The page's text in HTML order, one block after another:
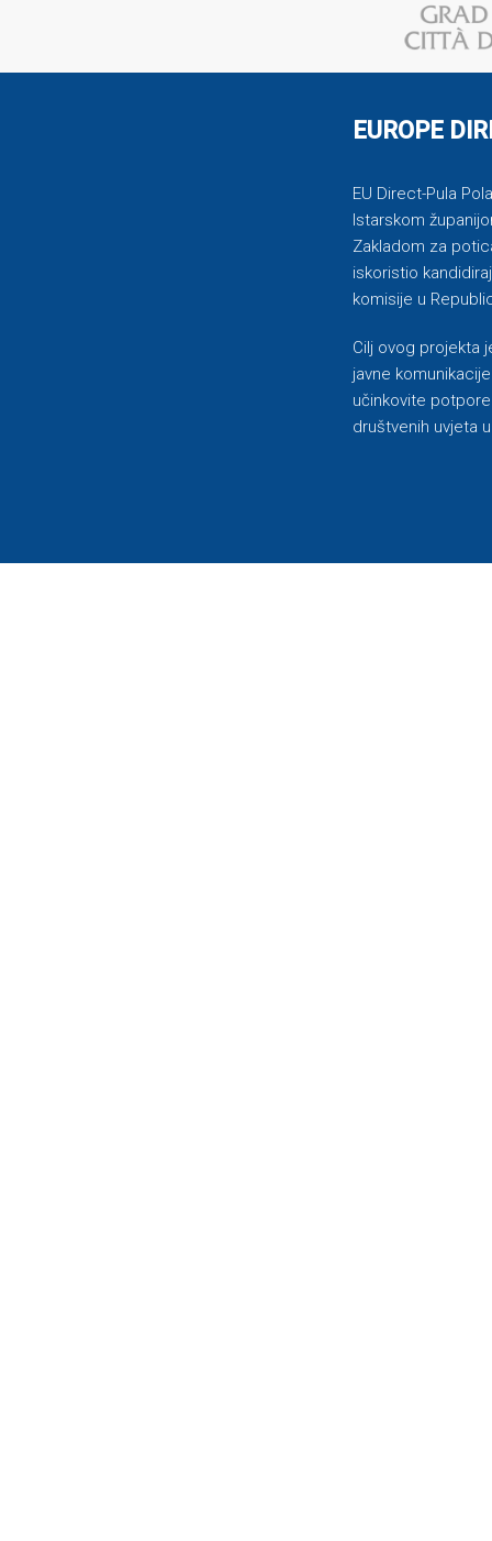
EUROPE
EU Direct-Pula
Istarskom
Zakladom za
iskoristio
komisije u
Cilj ovog projekta
javne
učinkovite
društvenih uvjeta